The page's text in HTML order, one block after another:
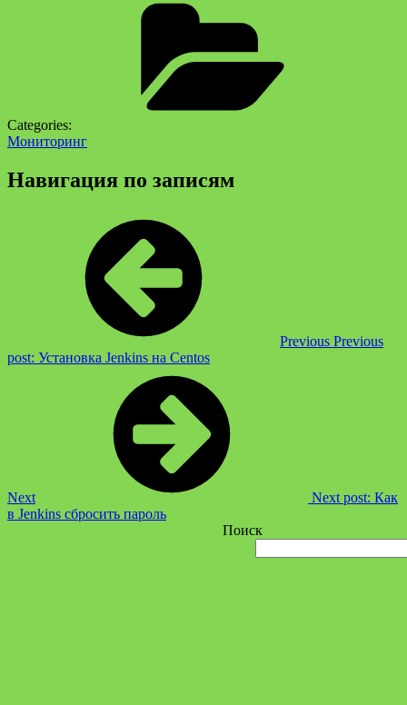
Categories:
Мониторинг
Навигация по записям
Previous Previous
post: Установка Jenkins на Centos
Next Next post: Как
в Jenkins сбросить пароль
Поиск